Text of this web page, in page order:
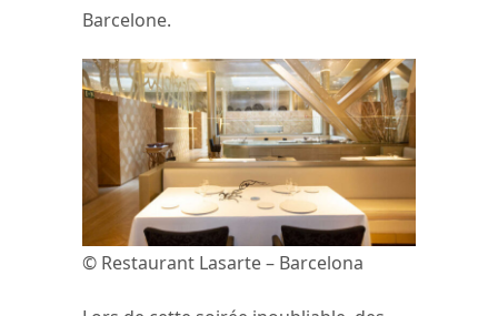
Barcelone.
© Restaurant Lasarte – Barcelona